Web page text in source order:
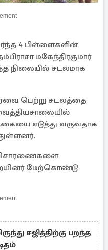
4 பிள்ளைகளின்
மகேந்திரகுமார்
நிலையில் சடலமாக
பெற்று சடலத்தை
எடுத்து வருவதாக
மேற்கொண்டு
சஜித்திற்கு பறந்த